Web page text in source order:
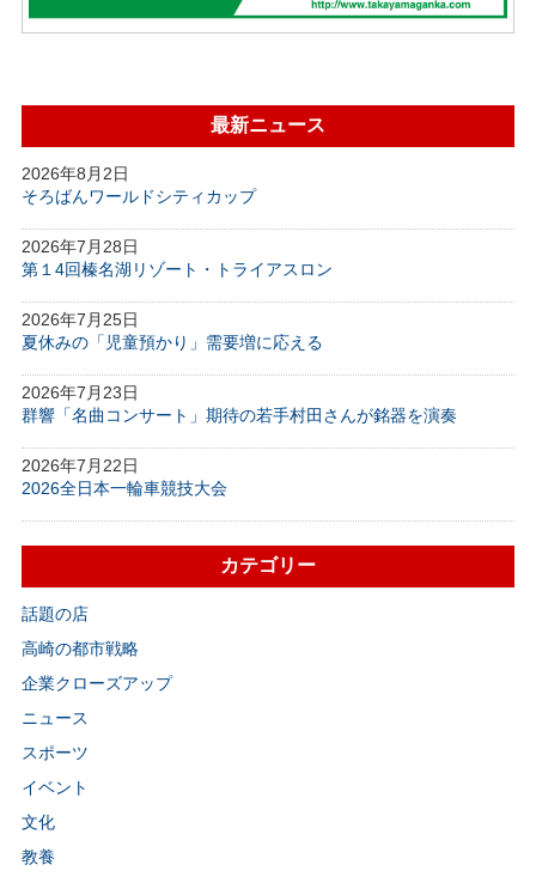
最新ニュース
2026年8月2日
そろばんワールドシティカップ
2026年7月28日
第１4回榛名湖リゾート・トライアスロン
2026年7月25日
夏休みの「児童預かり」需要増に応える
2026年7月23日
群響「名曲コンサート」期待の若手村田さんが銘器を演奏
2026年7月22日
2026全日本一輪車競技大会
カテゴリー
話題の店
高崎の都市戦略
企業クローズアップ
ニュース
スポーツ
イベント
文化
教養